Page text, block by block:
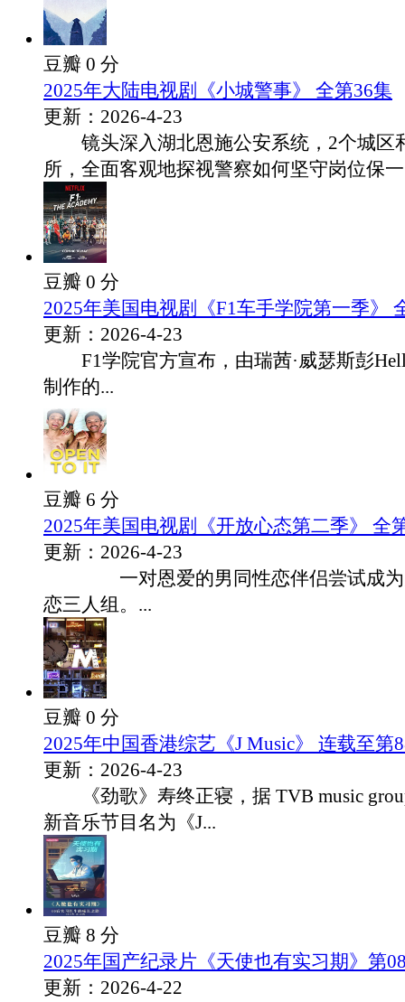
豆瓣 0 分
2025年大陆电视剧《小城警事》 全第36集
更新：2026-4-23
镜头深入湖北恩施公安系统，2个城区
所，全面客观地探视警察如何坚守岗位保
豆瓣 0 分
2025年美国电视剧《F1车手学院第一季》
更新：2026-4-23
F1学院官方宣布，由瑞茜·威瑟斯彭
制作的...
豆瓣 6 分
2025年美国电视剧《开放心态第二季》 全
更新：2026-4-23
一对恩爱的男同性恋伴侣尝试成为
恋三人组。...
豆瓣 0 分
2025年中国香港综艺《J Music》 连载至第
更新：2026-4-23
《劲歌》寿终正寝，据 TVB music
新音乐节目名为《J...
豆瓣 8 分
2025年国产纪录片《天使也有实习期》第
更新：2026-4-22